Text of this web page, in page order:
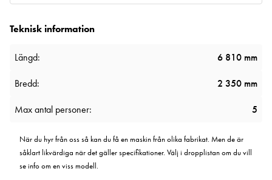
Teknisk information
Längd: 6 810 mm
Bredd: 2 350 mm
Max antal personer: 5
När du hyr från oss så kan du få en maskin från olika fabrikat. Men de är
såklart likvärdiga när det gäller specifikationer. Välj i dropplistan om du vill
se info om en viss modell.